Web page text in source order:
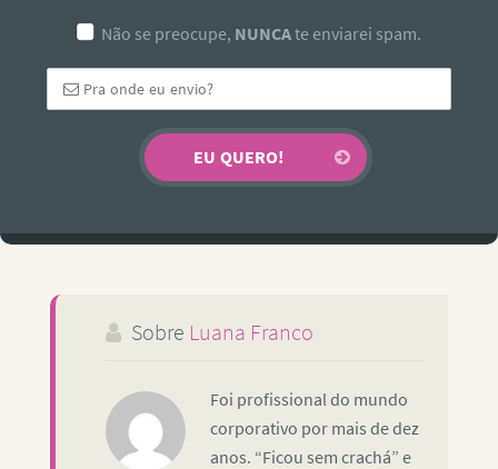
Não se preocupe, NUNCAte enviarei spam.
Sobre Luana Franco
Foi profissional do mundo
corporativo por mais de dez
anos. “Ficou sem crachá” e